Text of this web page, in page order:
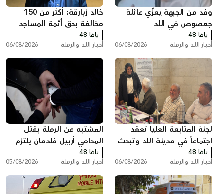
وفد من الجبهة يعزّي عائلة
جعصوص في اللد
يافا 48
أخبار اللد والرملة 06/08/2026
خالد زبارقة: أكثر من 150
مخالفة بحق أئمة المساجد
بسبب رفع الأذان في اللد
يافا 48
أخبار اللد والرملة 06/08/2026
لجنة المتابعة العليا تعقد
اجتماعاً في مدينة اللد وتبحث
ملفات الجريمة والعنف
يافا 48
أخبار اللد والرملة 06/08/2026
المشتبه من الرملة بقتل
المحامي أربيل فلدمان يلتزم
الصمت في التحقيق ويقول:
"أنا مريض نفسيًا"
يافا 48
أخبار اللد والرملة 05/08/2026